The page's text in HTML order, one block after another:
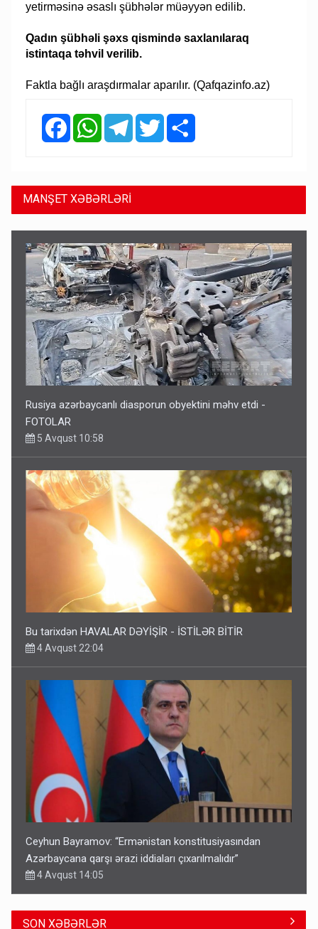
yetirməsinə əsaslı şübhələr müəyyən edilib.
Qadın şübhəli şəxs qismində saxlanılaraq
istintaqa təhvil verilib.
Faktla bağlı araşdırmalar aparılır. (Qafqazinfo.az)
FacebookWhatsAppTelegramTwitter
MANŞET XƏBƏRLƏRİ
Rusiya azərbaycanlı diasporun obyektini məhv etdi -
FOTOLAR
5 Avqust 10:58
Bu tarixdən HAVALAR DƏYİŞİR - İSTİLƏR BİTİR
4 Avqust 22:04
Ceyhun Bayramov: “Ermənistan konstitusiyasından
Azərbaycana qarşı ərazi iddiaları çıxarılmalıdır”
4 Avqust 14:05
SON XƏBƏRLƏR